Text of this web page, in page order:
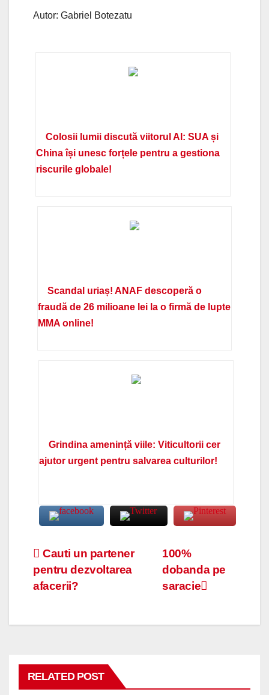
Autor: Gabriel Botezatu
Colosii lumii discută viitorul AI: SUA și
China își unesc forțele pentru a gestiona
riscurile globale!
Scandal uriaș! ANAF descoperă o
fraudă de 26 milioane lei la o firmă de lupte
MMA online!
Grindina amenință viile: Viticultorii cer
ajutor urgent pentru salvarea culturilor!
Navigare
în
100%
dobanda pe
saracie
Cauti un partener
pentru dezvoltarea
afacerii?
RELATED POST